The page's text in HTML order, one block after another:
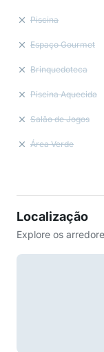
Piscina
Espaço Gourmet
Brinquedoteca
Piscina Aquecida
Salão de Jogos
Área Verde
Localização
Explore os